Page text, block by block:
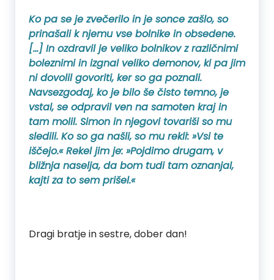
Ko pa se je zvečerilo in je sonce zašlo, so
prinašali k njemu vse bolnike in obsedene.
[…] In ozdravil je veliko bolnikov z različnimi
boleznimi in izgnal veliko demonov, ki pa jim
ni dovolil govoriti, ker so ga poznali.
Navsezgodaj, ko je bilo še čisto temno, je
vstal, se odpravil ven na samoten kraj in
tam molil. Simon in njegovi tovariši so mu
sledili. Ko so ga našli, so mu rekli: »Vsi te
iščejo.« Rekel jim je: »Pojdimo drugam, v
bližnja naselja, da bom tudi tam oznanjal,
kajti za to sem prišel.«
Dragi bratje in sestre, dober dan!